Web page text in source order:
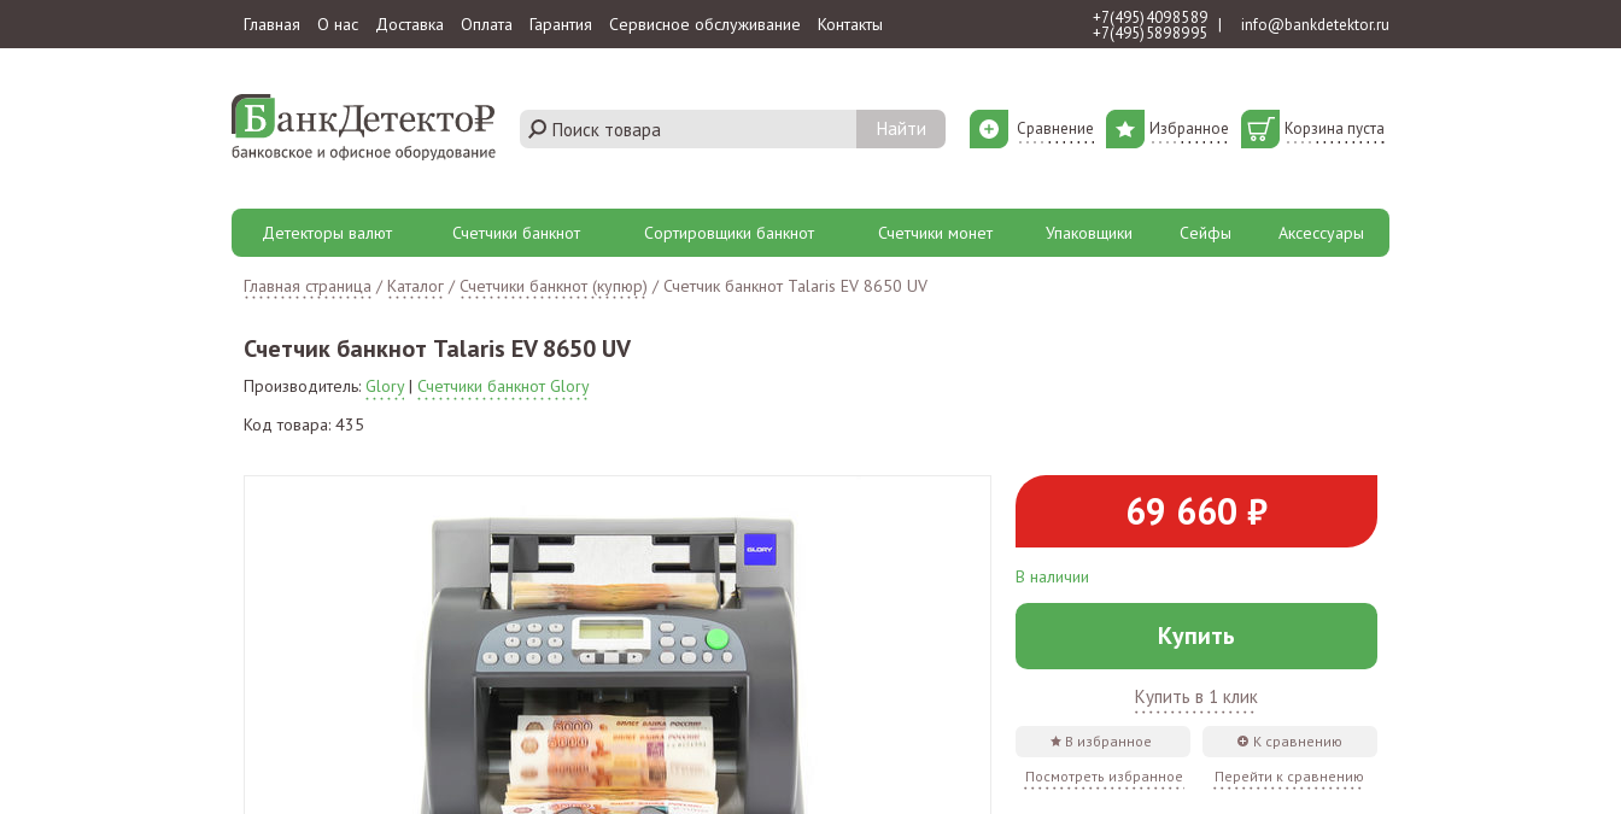
Главная О нас Доставка Оплата Гарантия Сервисное обслуживание Контакты +7 (495) 409 85 89
+7 (495) 589 89 95 | info@bankdetektor.ru
Сравнение Избранное Корзина пуста
Детекторы валют Счетчики банкнот Сортировщики банкнот Счетчики монет Упаковщики Сейфы Аксессуары
Главная страница /Каталог / Счетчики банкнот (купюр) / Счетчик банкнот Talaris EV 8650 UV
Счетчик банкнот Talaris EV 8650 UV
Производитель: Glory| Счетчики банкнот Glory
Код товара: 435
69 660 ₽
В наличии
Купить
Купить в 1 клик
В избранное
К сравнению
Посмотреть избранное
Перейти к сравнению